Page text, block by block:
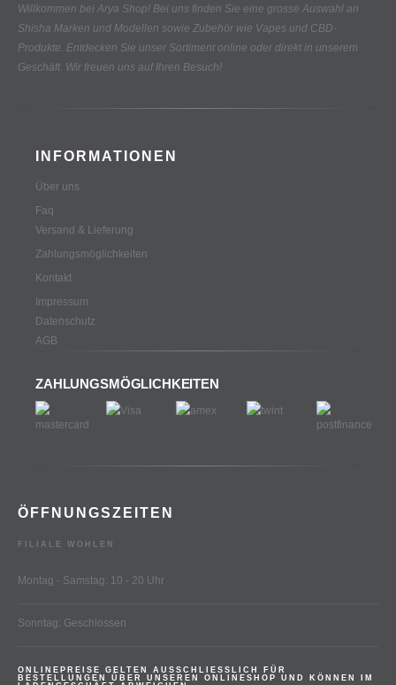
Willkommen bei Arya Shop! Bei uns finden Sie eine grosse Auswahl an
Shisha Marken und Modellen sowie Zubehör wie Vapes und CBD-
Produkte. Entdecken Sie unser Sortiment online oder direkt in unserem
Geschäft. Wir freuen uns auf Ihren Besuch!
INFORMATIONEN
Über uns
Faq
Versand & Lieferung
Zahlungsmöglichkeiten
Kontakt
Impressum
Datenschutz
AGB
ZAHLUNGSMÖGLICHKEITEN
ÖFFNUNGSZEITEN
FILIALE WOHLEN
Montag - Samstag: 10 - 20 Uhr
Sonntag: Geschlossen
ONLINEPREISE GELTEN AUSSCHLIESSLICH FÜR
BESTELLUNGEN ÜBER UNSEREN ONLINESHOP UND KÖNNEN IM